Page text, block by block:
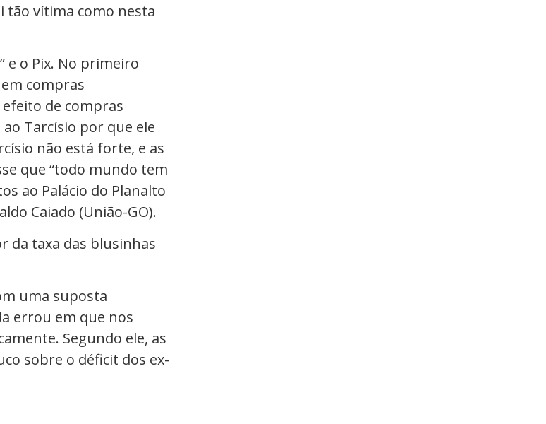
tão vítima como nesta
e o Pix. No primeiro
compras
de compras
Tarcísio por que ele
não está forte, e as
que “todo mundo tem
ao Palácio do Planalto
Caiado (União-GO).
da taxa das blusinhas
uma suposta
errou em que nos
Segundo ele, as
sobre o déficit dos ex-